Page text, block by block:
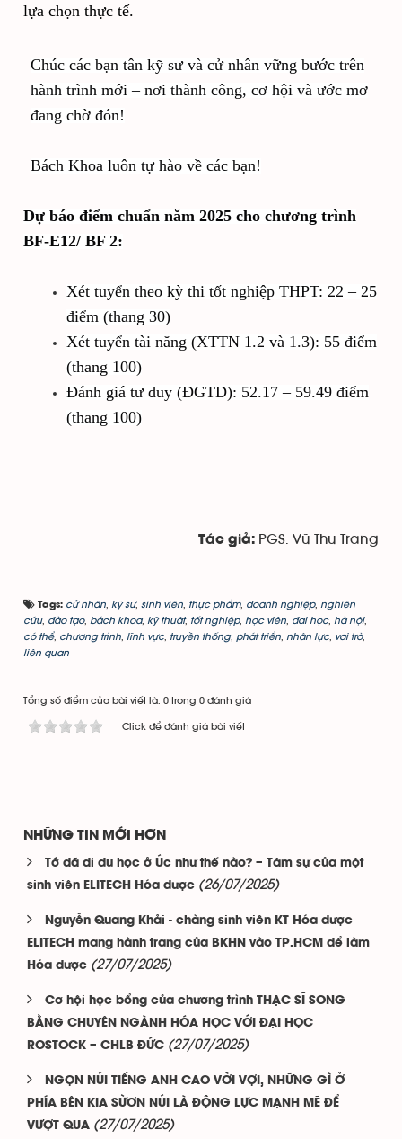
lựa chọn thực tế.
Chúc các bạn tân kỹ sư và cử nhân vững bước trên
hành trình mới – nơi thành công, cơ hội và ước mơ
đang chờ đón!
Bách Khoa luôn tự hào về các bạn!
Dự báo điểm chuẩn năm 2025 cho chương trình
BF-E12/ BF 2:
Xét tuyển theo kỳ thi tốt nghiệp THPT: 22 – 25
điểm (thang 30)
Xét tuyển tài năng (XTTN 1.2 và 1.3): 55 điểm
(thang 100)
Đánh giá tư duy (ĐGTD): 52.17 – 59.49 điểm
(thang 100)
Tác giả: PGS. Vũ Thu Trang
Tags: cử nhân kỹ sư, sinh viên thực phẩm, doanh nghiệp, nghiên
cứu, đào tạo, bách khoa, kỹ thuật, tốt nghiệp, học viên đại học, hà nội,
có thể, chương trình lĩnh vực, truyền thống, phát triển nhân lực, vai trò,
liên quan
Tổng số điểm của bài viết là: 0 trong 0 đánh giá
Click để đánh giá bài viết
NHỮNG TIN MỚI HƠN
Tớ đã đi du học ở Úc như thế nào? – Tâm sự của một
sinh viên ELITECH Hóa dược (26/07/2025)
Nguyễn Quang Khải - chàng sinh viên KT Hóa dược
ELITECH mang hành trang của BKHN vào TP.HCM để làm
Hóa dược (27/07/2025)
Cơ hội học bổng của chương trình THẠC SĨ SONG
BẰNG CHUYÊN NGÀNH HÓA HỌC VỚI ĐẠI HỌC
ROSTOCK – CHLB ĐỨC (27/07/2025)
NGỌN NÚI TIẾNG ANH CAO VỜI VỢI, NHỮNG GÌ Ở
PHÍA BÊN KIA SỪƠN NÚI LÀ ĐỘNG LỰC MẠNH MẼ ĐỂ
VƯỢT QUA (27/07/2025)